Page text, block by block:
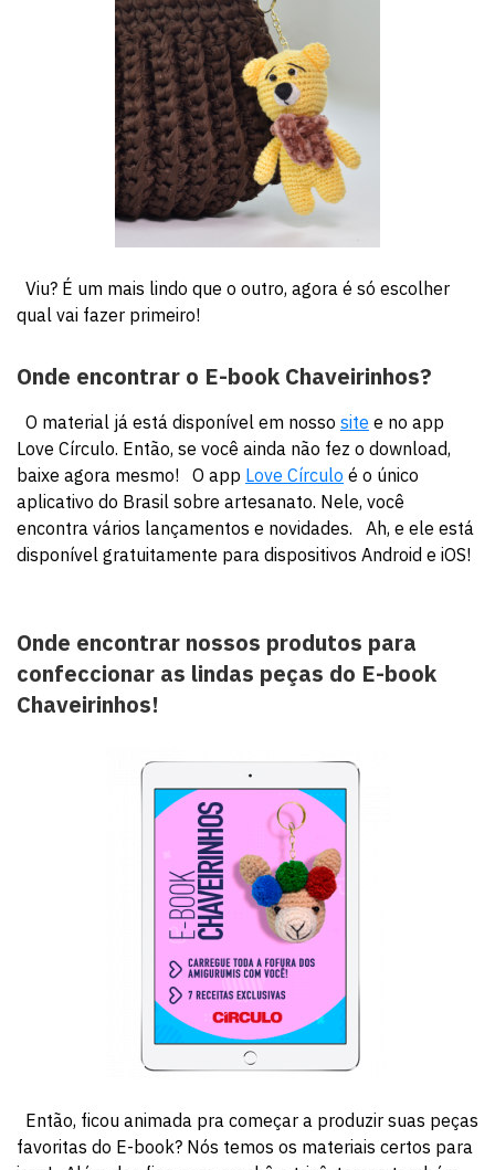
Viu? É um mais lindo que o outro, agora é só escolher
qual vai fazer primeiro!
Onde encontrar o E-book Chaveirinhos?
O material já está disponível em nosso site e no app
Love Círculo. Então, se você ainda não fez o download,
baixe agora mesmo! O app Love Círculo é o único
aplicativo do Brasil sobre artesanato. Nele, você
encontra vários lançamentos e novidades. Ah, e ele está
disponível gratuitamente para dispositivos Android e iOS!
Onde encontrar nossos produtos para
confeccionar as lindas peças do E-book
Chaveirinhos!
Então, ficou animada pra começar a produzir suas peças
favoritas do E-book? Nós temos os materiais certos para